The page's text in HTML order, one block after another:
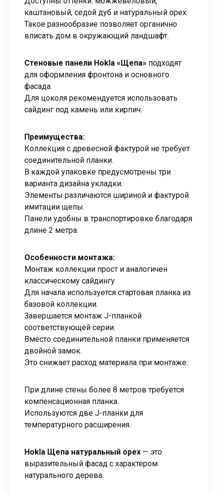
каштановый, седой дуб и натуральный орех.
Такое разнообразие позволяет органично
вписать дом в окружающий ландшафт.
Стеновые панели Hokla «Щепа» подходят
для оформления фронтона и основного
фасада.
Для цоколя рекомендуется использовать
сайдинг под камень или кирпич.
Преимущества:
Коллекция с древесной фактурой не требует
соединительной планки.
В каждой упаковке предусмотрены три
варианта дизайна укладки.
Элементы различаются шириной и фактурой
имитации щепы.
Панели удобны в транспортировке благодаря
длине 2 метра.
Особенности монтажа:
Монтаж коллекции прост и аналогичен
классическому сайдингу.
Для начала используется стартовая планка из
базовой коллекции.
Завершается монтаж J-планкой
соответствующей серии.
Вместо соединительной планки применяется
двойной замок.
Это снижает расход материала при монтаже.
При длине стены более 8 метров требуется
компенсационная планка.
Используются две J-планки для
температурного расширения.
Hokla Щепа натуральный орех — это
выразительный фасад с характером
натурального дерева.